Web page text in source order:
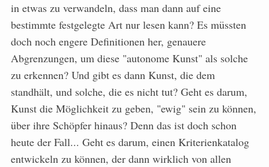
in etwas zu verwandeln, dass man dann auf eine
bestimmte festgelegte Art nur lesen kann? Es müssten
doch noch engere Definitionen her, genauere
Abgrenzungen, um diese "autonome Kunst" als solche
zu erkennen? Und gibt es dann Kunst, die dem
standhält, und solche, die es nicht tut? Geht es darum,
Kunst die Möglichkeit zu geben, "ewig" sein zu können,
über ihre Schöpfer hinaus? Denn das ist doch schon
heute der Fall... Geht es darum, einen Kriterienkatalog
entwickeln zu können, der dann wirklich von allen